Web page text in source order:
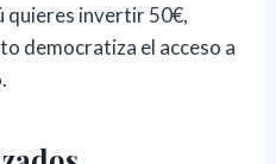
quieres invertir 50€,
democratiza el acceso a